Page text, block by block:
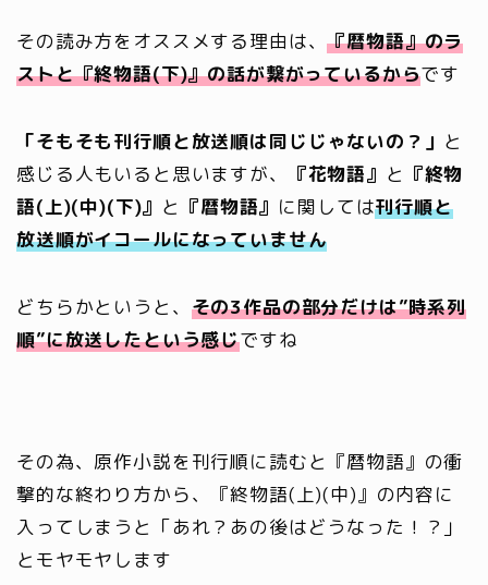
その読み方をオススメする理由は、『暦物語』のラ
ストと『終物語(下)』の話が繋がっているからです
「そもそも刊行順と放送順は同じじゃないの？」 と
感じる人もいると思いますが、
『花物語』 と 『終物
語(上)(中)(下)』 と 『暦物語』 に関しては刊行順と
放送順がイコールになっていません
どちらかというと、 その3作品の部分だけは”時系列
順”に放送したという感じですね
その為、原作小説を刊行順に読むと『暦物語』の衝
撃的な終わり方から、『終物語(上)(中)』の内容に
入ってしまうと「あれ？あの後はどうなった！？」
とモヤモヤします